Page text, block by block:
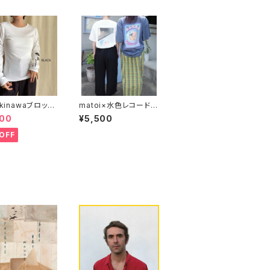
ブロック
長袖シャツ 一
matoi×水色レコード
豆花（トーファ）tシャツ
¥5,500